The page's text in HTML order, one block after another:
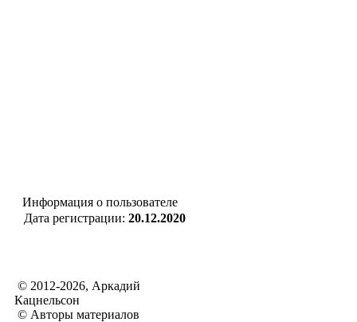
Информация о пользователе
Дата регистрации: 20.12.2020
© 2012-2026, Аркадий
Кацнельсон
© Авторы материалов